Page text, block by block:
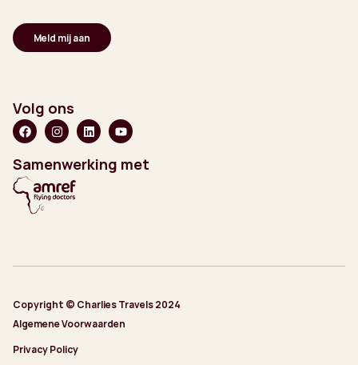
Volg ons
Samenwerking met
Copyright © Charlies Travels 2024
Algemene Voorwaarden
Privacy Policy